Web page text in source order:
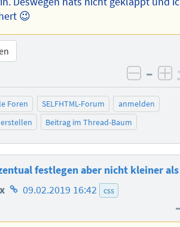
😉
–
Foren SELFHTML-Forum
anmelden
Beitrag im Thread-Baum
festlegen aber nicht kleiner als
Homepage
Autors
09.02.2019 16:42 css